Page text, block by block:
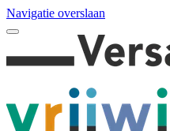
Navigatie overslaan